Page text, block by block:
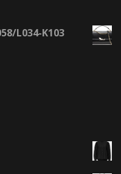
L034-K103